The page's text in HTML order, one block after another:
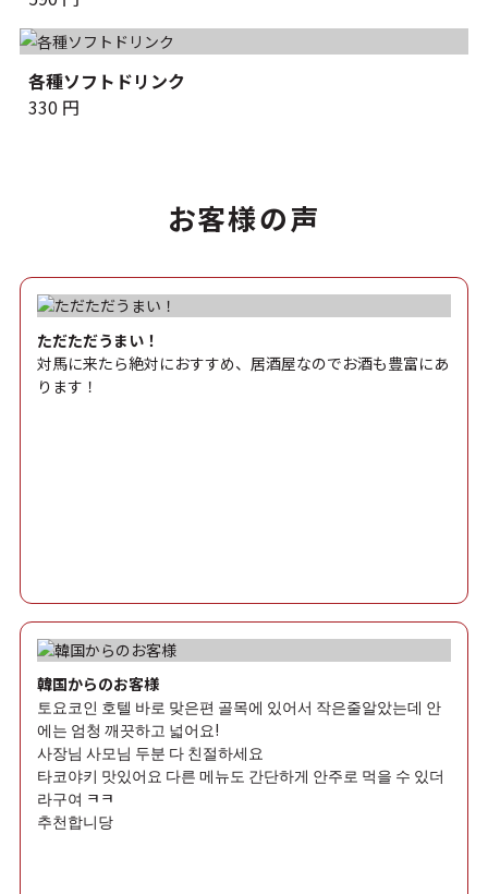
各種ソフトドリンク
330 円
お客様の声
ただただうまい！
対馬に来たら絶対におすすめ、居酒屋なのでお酒も豊富にあ
ります！
韓国からのお客様
토요코인 호텔 바로 맞은편 골목에 있어서 작은줄알았는데 안
에는 엄청 깨끗하고 넓어요!
사장님 사모님 두분 다 친절하세요
타코야키 맛있어요 다른 메뉴도 간단하게 안주로 먹을 수 있더
라구여 ㅋㅋ
추천합니당